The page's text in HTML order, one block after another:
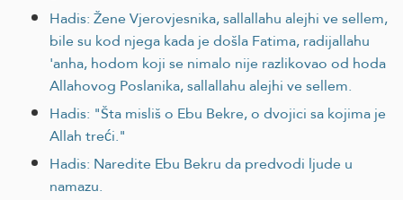
Hadis: Žene Vjerovjesnika, sallallahu alejhi ve sellem,
bile su kod njega kada je došla Fatima, radijallahu
'anha, hodom koji se nimalo nije razlikovao od hoda
Allahovog Poslanika, sallallahu alejhi ve sellem.
Hadis: "Šta misliš o Ebu Bekre, o dvojici sa kojima je
Allah treći."
Hadis: Naredite Ebu Bekru da predvodi ljude u
namazu.